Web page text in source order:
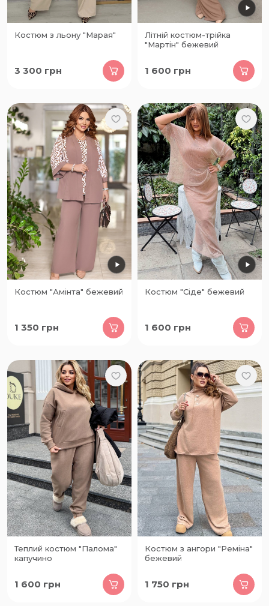
Костюм з льону "Марая"
3 300 грн
Літній костюм-трійка
"Мартін" бежевий
1 600 грн
Костюм "Амінта" бежевий
1 350 грн
Костюм "Сіде" бежевий
1 600 грн
Теплий костюм "Палома"
капучино
1 600 грн
Костюм з ангори "Реміна"
бежевий
1 750 грн